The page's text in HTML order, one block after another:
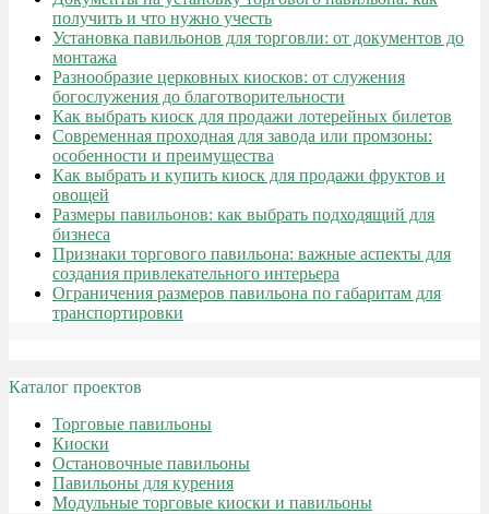
получить и что нужно учесть
Установка павильонов для торговли: от документов до
монтажа
Разнообразие церковных киосков: от служения
богослужения до благотворительности
Как выбрать киоск для продажи лотерейных билетов
Современная проходная для завода или промзоны:
особенности и преимущества
Как выбрать и купить киоск для продажи фруктов и
овощей
Размеры павильонов: как выбрать подходящий для
бизнеса
Признаки торгового павильона: важные аспекты для
создания привлекательного интерьера
Ограничения размеров павильона по габаритам для
транспортировки
Каталог проектов
Торговые павильоны
Киоски
Остановочные павильоны
Павильоны для курения
Модульные торговые киоски и павильоны